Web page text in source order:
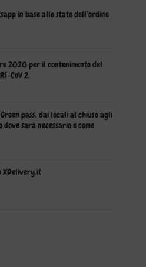
in base allo stato dell’ordine
2020 per il contenimento del
CoV 2.
pass: dai locali al chiuso agli
dove sarà necessario e come
XDelivery.it